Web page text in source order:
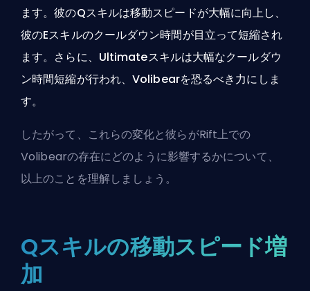
ます。彼のQスキルは移動スピードが大幅に向上し、
彼のEスキルのクールダウン時間が目立って短縮され
ます。さらに、Ultimateスキルは大幅なクールダウ
ン時間短縮が行われ、Volibearを恐るべき力にしま
す。
したがって、これらの変化と彼らがRift上での
Volibearの存在にどのように影響するかについて、
以上のことを理解しましょう。
Qスキルの移動スピード増
加